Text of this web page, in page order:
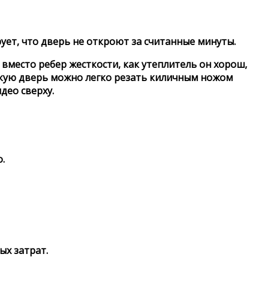
что дверь не откроют за считанные минуты.
ребер жесткости, как утеплитель он хорош,
дверь можно легко резать киличным ножом
сверху.
затрат.